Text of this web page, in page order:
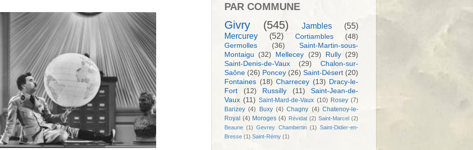
PAR COMMUNE
Givry (545) Jambles
(55)
Mercurey
(52) Cortiambles
(48)
Germolles
(36)
Saint-Martin-sous-
Montaigu
(32) Mellecey (29) Rully
(29)
Saint-Denis-de-Vaux
(29)
Chalon-sur-
Saône (26) Poncey (26) Saint-Désert (20)
Fontaines (18) Charrecey (13) Dracy-le-
Fort
(12) Russilly (11)
Saint-Jean-de-
Vaux (11) Saint-Mard-de-Vaux (10) Rosey (7)
Barizey (4) Buxy (4) Chagny (4) Chatenoy-le-
Royal (4) Moroges (4) Révidat (2) Saint-Marcel (2)
Beaune (1) Gevrey Chambertin (1) Saint-Didier-en-
Bresse (1) Saint-Rémy (1)